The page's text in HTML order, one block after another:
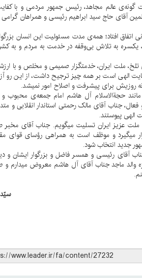
گونه‌ی عالم مجاهد، رئیس جمهور مردمی و با
آقای حاج سید ابراهیم رئیسی و همراهان
افتاد؛ همه‌ی مدت مسئولیت این انسان
به تلاش بی‌وقفه در خدمت به مردم و به
ملت ایران، خدمتگزار صمیمی و مخلص و با
الهی است بر همه چیز ترجیح داشت، از این رو
روزیش برای پیشرفت و اصلاح امور نمیشد.
حجةالاسلام آل هاشم امام جمعه‌ی محبوب و
جناب آقای مالک رحمتی استاندار انقلابی و
الهی پیوستند.
میگیرد و موظف است به همراهی رؤسای قوای
جدید انتخاب شود.
آقای رئیسی و همسر فاضل و بزرگوار ایشان و
والد ماجد جناب آقای آل هاشم معروض میدارم